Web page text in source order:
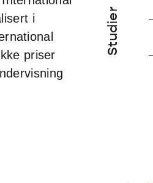
i
priser
Studier